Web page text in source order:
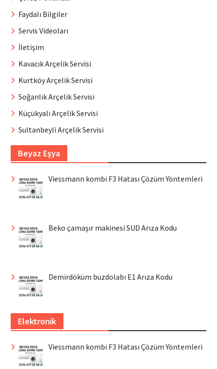
Faydalı Bilgiler
Servis Videoları
İletişim
Kavacık Arçelik Servisi
Kurtköy Arçelik Servisi
Soğanlık Arçelik Servisi
Küçükyalı Arçelik Servisi
Sultanbeyli Arçelik Servisi
Beyaz Eşya
Viessmann kombi F3 Hatası Çözüm Yöntemleri
Beko çamaşır makinesi SUD Arıza Kodu
Demirdöküm buzdolabı E1 Arıza Kodu
Elektronik
Viessmann kombi F3 Hatası Çözüm Yöntemleri